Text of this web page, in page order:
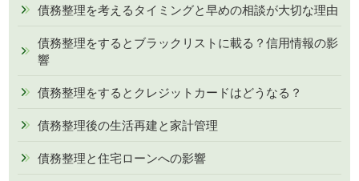
債務整理を考えるタイミングと早めの相談が大切な理由
債務整理をするとブラックリストに載る？信用情報の影
響
債務整理をするとクレジットカードはどうなる？
債務整理後の生活再建と家計管理
債務整理と住宅ローンへの影響